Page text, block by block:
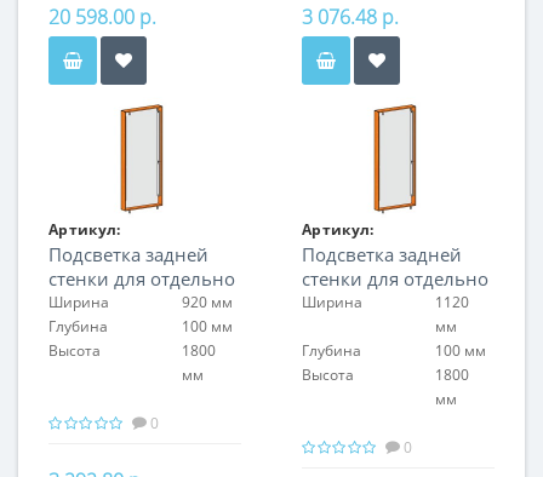
20 598.00 р. 3 076.48 р.
Артикул:
FIN.L.100.H.1LT.00
Подсветка задней
стенки для отдельно
стоящих витрин
FIN.V.100.H.MGL.00 с
задней стенкой из
Ширина
920 мм
Глубина
100 мм
Высота
1800
мм
0
Артикул:
FIN.L.120H.1LT.00
Подсветка задней
стенки для отдельно
стоящих витрин
FIN.V.120.H.MGL.00 с
задней стенкой из
оргстекла
Ширина
1120
мм
Глубина
100 мм
Высота
1800
мм
0